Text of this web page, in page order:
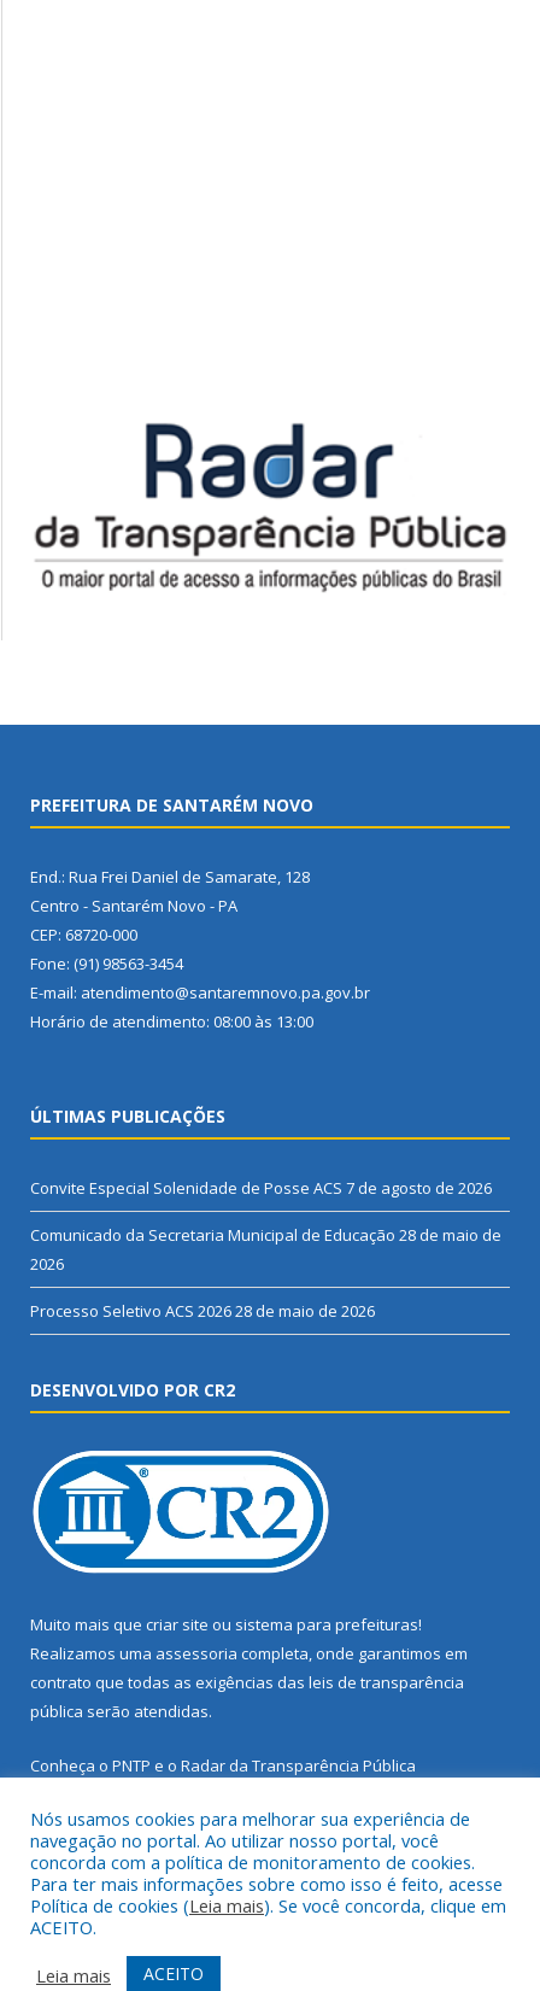
PREFEITURA DE SANTARÉM NOVO
End.: Rua Frei Daniel de Samarate, 128
Centro - Santarém Novo - PA
CEP: 68720-000
Fone: (91) 98563-3454
E-mail: atendimento@santaremnovo.pa.gov.br
Horário de atendimento: 08:00 às 13:00
ÚLTIMAS PUBLICAÇÕES
Convite Especial Solenidade de Posse ACS 7 de agosto de 2026
Comunicado da Secretaria Municipal de Educação 28 de maio de
2026
Processo Seletivo ACS 202628 de maio de 2026
DESENVOLVIDO POR CR2
Muito mais que criar site ou sistema para prefeituras!
Realizamos uma assessoria completa, onde garantimos em
contrato que todas as exigências das leis de transparência
pública serão atendidas.
Conheça o PNTP e o Radar da Transparência Pública
Todos os direitos reservados a Prefeitura Municipal de Santarém
Novo.
Mapa do Site
Acessar Área Administrativa
Nós usamos cookies para melhorar sua experiência de
navegação no portal. Ao utilizar nosso portal, você
concorda com a política de monitoramento de cookies.
Para ter mais informações sobre como isso é feito, acesse
Política de cookies (Leia mais). Se você concorda, clique em
ACEITO.
Leia mais
ACEITO